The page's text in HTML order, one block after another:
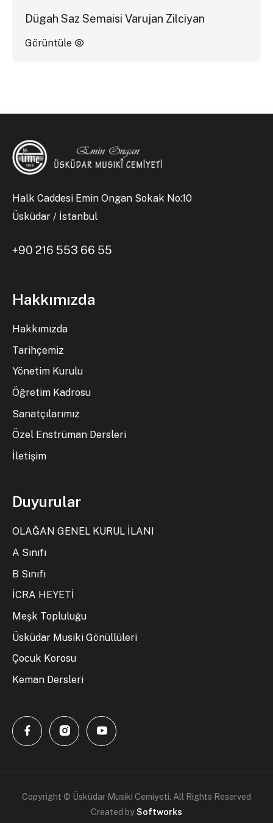
Dügah Saz Semaisi Varujan Zilciyan
Görüntüle
Halk Caddesi Emin Ongan Sokak No:10
Üsküdar / İstanbul
+90 216 553 66 55
Hakkımızda
Hakkımızda
Tarihçemiz
Yönetim Kurulu
Öğretim Kadrosu
Sanatçılarımız
Özel Enstrüman Dersleri
İletişim
Duyurular
OLAĞAN GENEL KURUL İLANI
A Sınıfı
B Sınıfı
İCRA HEYETİ
Meşk Topluluğu
Üsküdar Musiki Gönüllüleri
Çocuk Korosu
Keman Dersleri
Copyright © Üsküdar Musiki Cemiyeti. All Rights Reserved
Created bySoftworks